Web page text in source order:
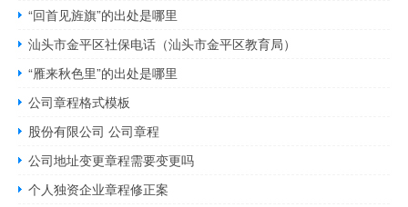
“回首见旌旗”的出处是哪里
汕头市金平区社保电话（汕头市金平区教育局）
“雁来秋色里”的出处是哪里
公司章程格式模板
股份有限公司 公司章程
公司地址变更章程需要变更吗
个人独资企业章程修正案